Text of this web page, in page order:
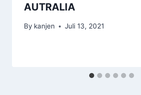
AUTRALIA
By kanjen Juli 13, 2021